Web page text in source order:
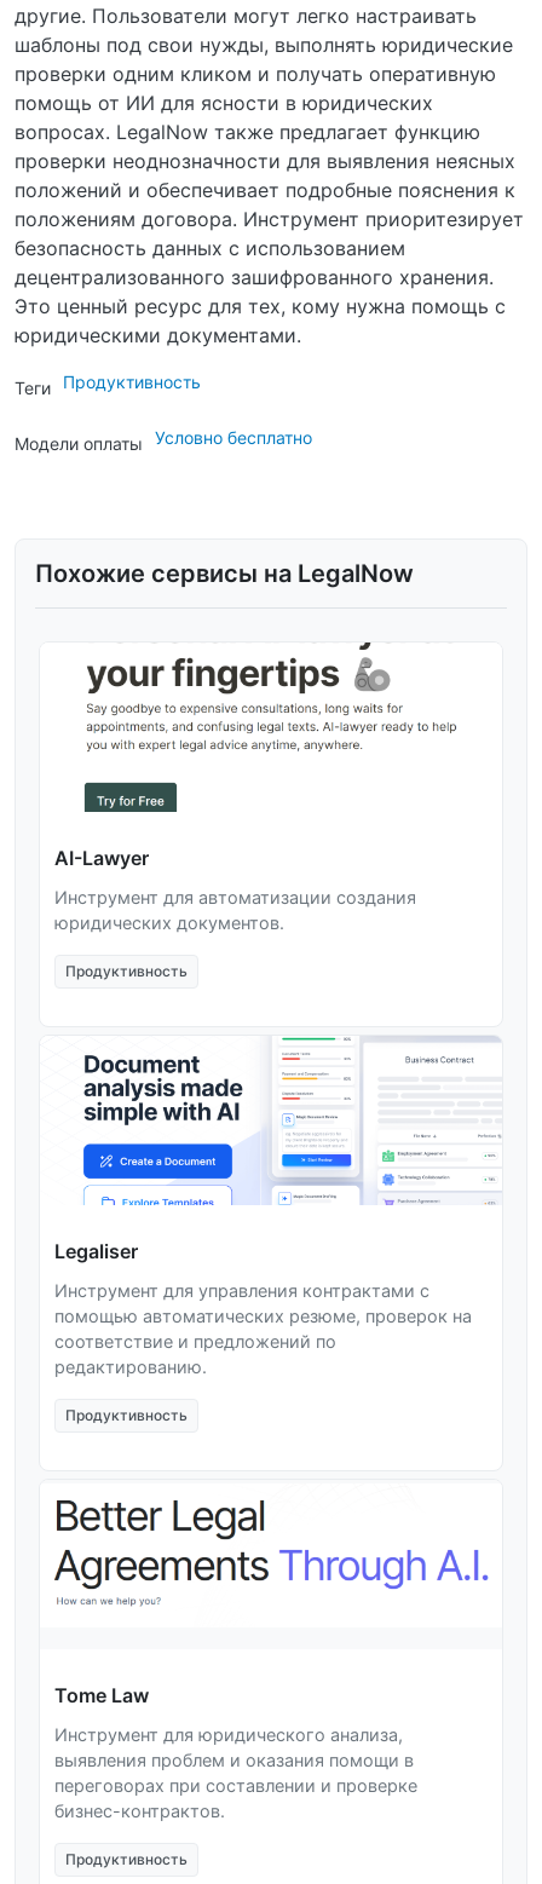
другие. Пользователи могут легко настраивать
шаблоны под свои нужды, выполнять юридические
проверки одним кликом и получать оперативную
помощь от ИИ для ясности в юридических
вопросах. LegalNow также предлагает функцию
проверки неоднозначности для выявления неясных
положений и обеспечивает подробные пояснения к
положениям договора. Инструмент приоритезирует
безопасность данных с использованием
децентрализованного зашифрованного хранения.
Это ценный ресурс для тех, кому нужна помощь с
юридическими документами.
Теги Продуктивность
Модели оплаты Условно бесплатно
Похожие сервисы на LegalNow
AI-Lawyer
Инструмент для автоматизации создания
юридических документов.
Продуктивность
Legaliser
Инструмент для управления контрактами с
помощью автоматических резюме, проверок на
соответствие и предложений по
редактированию.
Продуктивность
Tome Law
Инструмент для юридического анализа,
выявления проблем и оказания помощи в
переговорах при составлении и проверке
бизнес-контрактов.
Продуктивность